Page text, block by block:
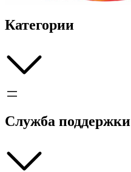
Категории
Служба поддержки